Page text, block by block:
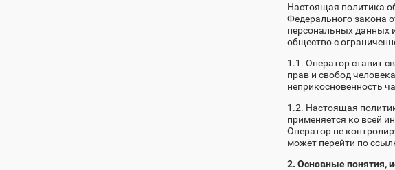
Настоящая политика
Федерального закона
персональных данных
общество с
1.1. Оператор ставит
прав и свобод
неприкосновенность
1.2. Настоящая
применяется ко всей
Оператор не
может перейти по
2. Основные понятия,